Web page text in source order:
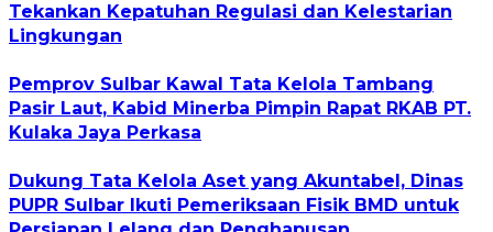
Tekankan Kepatuhan Regulasi dan Kelestarian
Lingkungan
Pemprov Sulbar Kawal Tata Kelola Tambang
Pasir Laut, Kabid Minerba Pimpin Rapat RKAB PT.
Kulaka Jaya Perkasa
Dukung Tata Kelola Aset yang Akuntabel, Dinas
PUPR Sulbar Ikuti Pemeriksaan Fisik BMD untuk